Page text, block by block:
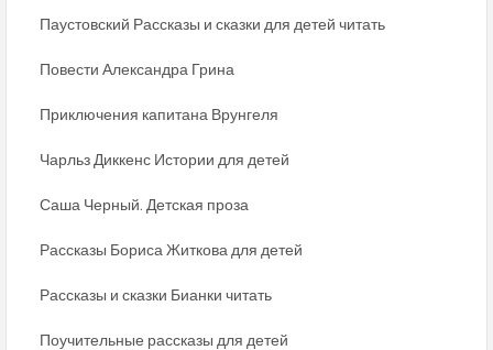
Паустовский Рассказы и сказки для детей читать
Повести Александра Грина
Приключения капитана Врунгеля
Чарльз Диккенс Истории для детей
Саша Черный. Детская проза
Рассказы Бориса Житкова для детей
Рассказы и сказки Бианки читать
Поучительные рассказы для детей